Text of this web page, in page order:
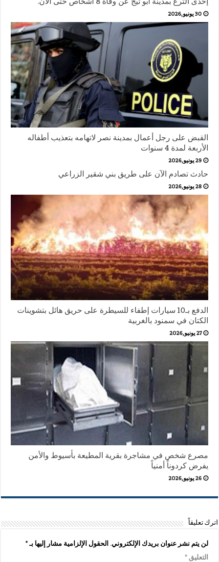
30 يونيو,2026
القبض على رجل أعمال بمدينة نصر لاتهامه بتعذيب أطفاله
الأربعة لمدة 4 سنوات
29 يونيو,2026
حادث تصادم الآن على طريق بني شقير الزراعي
28 يونيو,2026
الدفع بـ10 سيارات إطفاء للسيطرة على حريق هائل بتشوينات
الكتان في سمنود بالغربية
27 يونيو,2026
مصرع شخص في مشاجرة بقرية المطيعة بأسيوط والأمن
يفرض كردوناً أمنياً
26 يونيو,2026
اترك تعليقاً
لن يتم نشر عنوان بريدك الإلكتروني. الحقول الإلزامية مشار إليها بـ*
التعليق*